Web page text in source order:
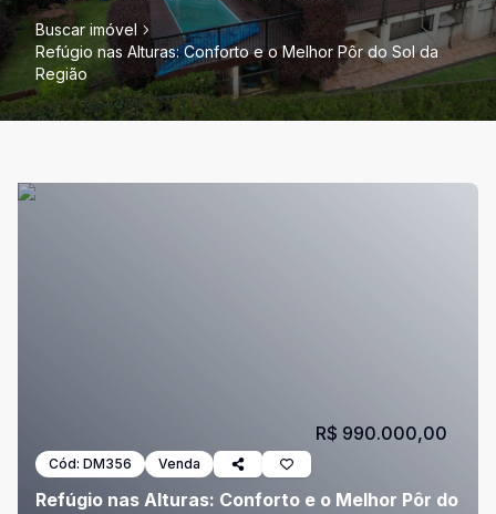
Buscar imóvel
Refúgio nas Alturas: Conforto e o Melhor Pôr do Sol da
Região
Cód: DM356 Venda
Refúgio nas Alturas: Conforto e o Melhor Pôr do
R$ 990.000,00